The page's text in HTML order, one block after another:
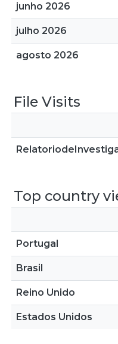
junho 2026
julho 2026
agosto 2026
File Visits
Top country
Portugal
Brasil
Reino Unido
Estados Unidos